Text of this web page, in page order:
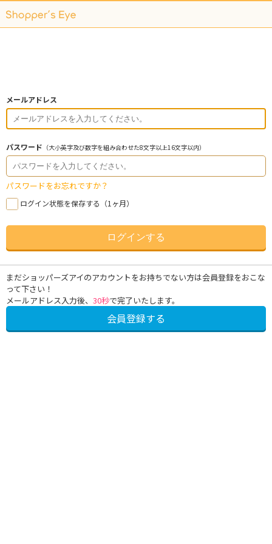
メールアドレス
パスワード （大小英字及び数字を組み合わせた8文字以上16文字以内）
パスワードをお忘れですか？
ログイン状態を保存する（1ヶ月）
ログインする
まだショッパーズアイのアカウントをお持ちでない方は会員登録をおこな
って下さい！
メールアドレス入力後、 30秒で完了いたします。
会員登録する